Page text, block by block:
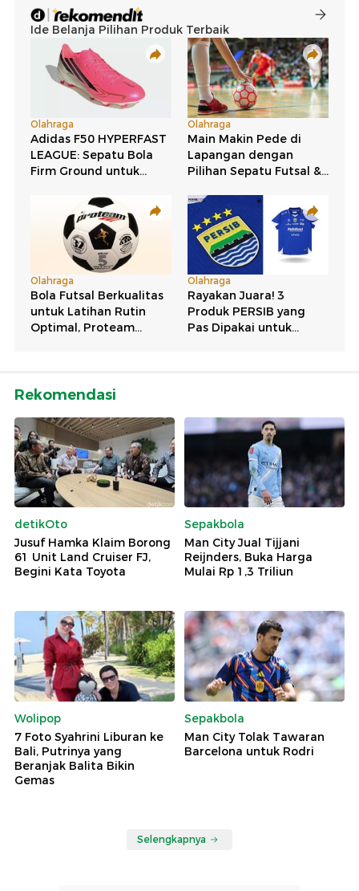
Rekomendasi
detikOto
Jusuf Hamka Klaim Borong
61 Unit Land Cruiser FJ,
Begini Kata Toyota
Sepakbola
Man City Jual Tijjani
Reijnders, Buka Harga
Mulai Rp 1,3 Triliun
Wolipop
7 Foto Syahrini Liburan ke
Bali, Putrinya yang
Beranjak Balita Bikin
Gemas
Sepakbola
Man City Tolak Tawaran
Barcelona untuk Rodri
Selengkapnya